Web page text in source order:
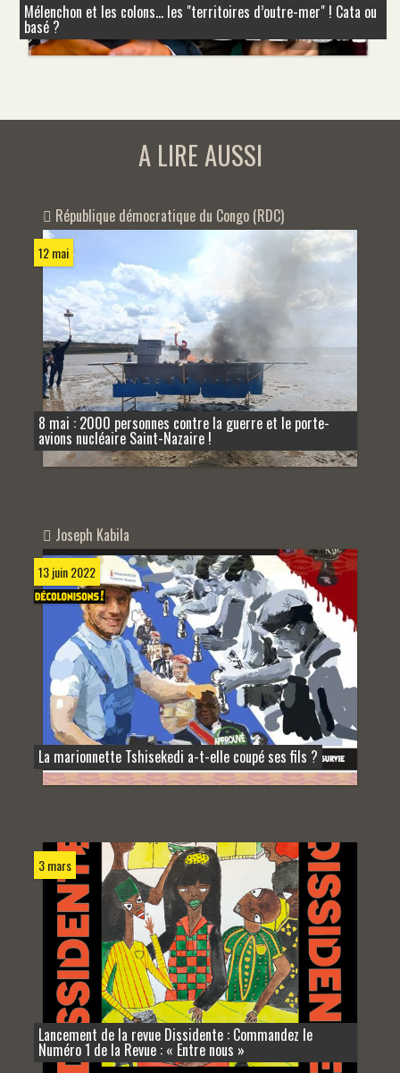
Mélenchon et les colons... les "territoires d’outre-mer" ! Cata ou
basé ?
A LIRE AUSSI
République démocratique du Congo (RDC)
12 mai
8 mai : 2000 personnes contre la guerre et le porte-
avions nucléaire Saint-Nazaire !
Joseph Kabila
13 juin 2022
La marionnette Tshisekedi a-t-elle coupé ses fils ?
3 mars
Lancement de la revue Dissidente : Commandez le
Numéro 1 de la Revue : « Entre nous »